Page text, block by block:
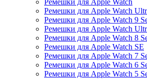
Ремешки для Apple Watch
Ремешки для Apple Watch
Ремешки для Apple Watch 9
Ремешки для Apple Watch
Ремешки для Apple Watch 8
Ремешки для Apple Watch SE
Ремешки для Apple Watch 7
Ремешки для Apple Watch 6
Ремешки для Apple Watch 5